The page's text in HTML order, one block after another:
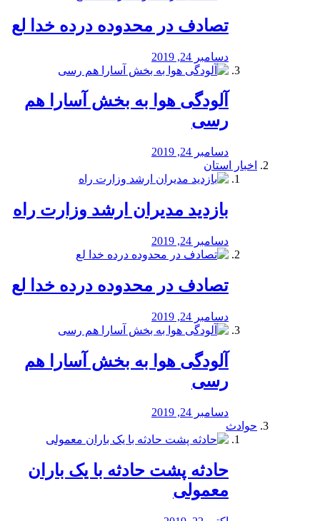
تصادف در محدوده درده خدا لع
دسامبر 24, 2019
آلودگی هوا به بخش آسارا هم
رسی
دسامبر 24, 2019
اخبار استان
بازدید مدیران ارشد وزارت راه
دسامبر 24, 2019
تصادف در محدوده درده خدا لع
دسامبر 24, 2019
آلودگی هوا به بخش آسارا هم
رسی
دسامبر 24, 2019
حوادث
️حادثه پشت حادثه با یک باران
معمولی